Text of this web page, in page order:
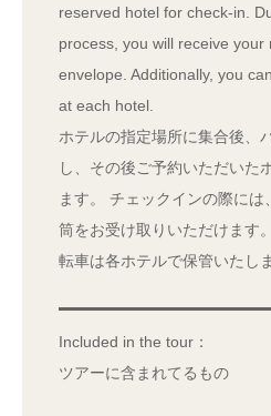
reserved hotel for check-in.
process, you will receive
envelope. Additionally, you
at each hotel.
ホテルの指定場所に集合後、
し、その後ご予約いただいた
ます。 チェックインの際に
筒をお受け取りいただけます
転車は各ホテルで保管いたしま
Included in the tour：
ツアーに含まれてるもの